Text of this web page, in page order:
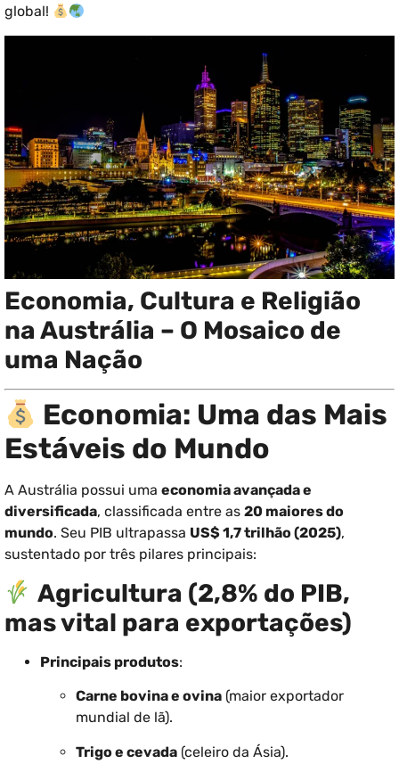
global!
Economia, Cultura e Religião
na Austrália – O Mosaico de
uma Nação
Economia: Uma das Mais
Estáveis do Mundo
A Austrália possui uma economia avançada e
diversificada, classificada entre as 20 maiores do
mundo. Seu PIB ultrapassa US$ 1,7 trilhão (2025),
sustentado por três pilares principais:
Agricultura (2,8% do PIB,
mas vital para exportações)
Principais produtos:
Carne bovina e ovina (maior exportador
mundial de lã).
Trigo e cevada (celeiro da Ásia).